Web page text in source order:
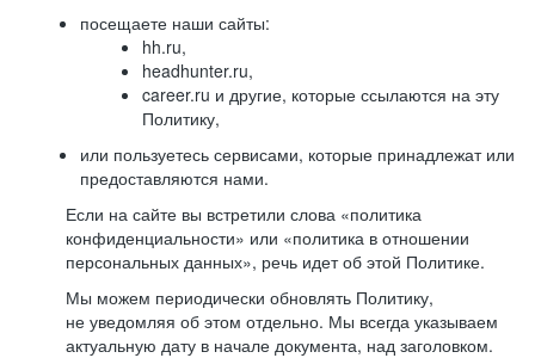
посещаете наши сайты:
hh.ru,
headhunter.ru,
career.ru и другие, которые ссылаются на эту
Политику,
или пользуетесь сервисами, которые принадлежат или
предоставляются нами.
Если на сайте вы встретили слова «политика
конфиденциальности» или «политика в отношении
персональных данных», речь идет об этой Политике.
Мы можем периодически обновлять Политику,
не уведомляя об этом отдельно. Мы всегда указываем
актуальную дату в начале документа, над заголовком.